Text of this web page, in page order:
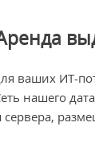
ваших ИТ-
нашего